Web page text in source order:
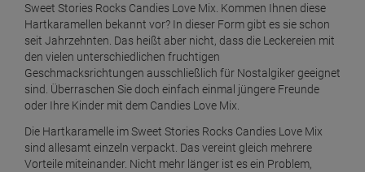
Sweet Stories Rocks Candies Love Mix. Kommen Ihnen diese
Hartkaramellen bekannt vor? In dieser Form gibt es sie schon
seit Jahrzehnten. Das heißt aber nicht, dass die Leckereien mit
den vielen unterschiedlichen fruchtigen
Geschmacksrichtungen ausschließlich für Nostalgiker geeignet
sind. Überraschen Sie doch einfach einmal jüngere Freunde
oder Ihre Kinder mit dem Candies Love Mix.
Die Hartkaramelle im Sweet Stories Rocks Candies Love Mix
sind allesamt einzeln verpackt. Das vereint gleich mehrere
Vorteile miteinander. Nicht mehr länger ist es ein Problem,